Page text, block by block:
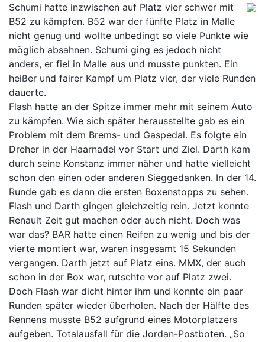
Schumi hatte inzwischen auf Platz vier schwer mit
B52 zu kämpfen. B52 war der fünfte Platz in Malle
nicht genug und wollte unbedingt so viele Punkte wie
möglich absahnen. Schumi ging es jedoch nicht
anders, er fiel in Malle aus und musste punkten. Ein
heißer und fairer Kampf um Platz vier, der viele Runden
dauerte.
Flash hatte an der Spitze immer mehr mit seinem Auto
zu kämpfen. Wie sich später herausstellte gab es ein
Problem mit dem Brems- und Gaspedal. Es folgte ein
Dreher in der Haarnadel vor Start und Ziel. Darth kam
durch seine Konstanz immer näher und hatte vielleicht
schon den einen oder anderen Sieggedanken. In der 14.
Runde gab es dann die ersten Boxenstopps zu sehen.
Flash und Darth gingen gleichzeitig rein. Jetzt konnte
Renault Zeit gut machen oder auch nicht. Doch was
war das? BAR hatte einen Reifen zu wenig und bis der
vierte montiert war, waren insgesamt 15 Sekunden
vergangen. Darth jetzt auf Platz eins. MMX, der auch
schon in der Box war, rutschte vor auf Platz zwei.
Doch Flash war dicht hinter ihm und konnte ein paar
Runden später wieder überholen. Nach der Hälfte des
Rennens musste B52 aufgrund eines Motorplatzers
aufgeben. Totalausfall für die Jordan-Postboten. „So